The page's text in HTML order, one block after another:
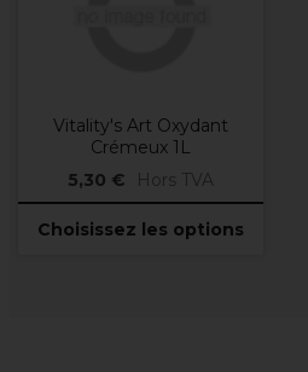
Vitality's Art Oxydant
Crémeux 1L
5,30 €
Hors TVA
Choisissez les options